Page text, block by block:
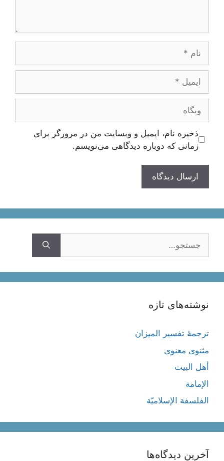
وبگاه
ذخیره نام، ایمیل و وبسایت من در مرورگر برای
زمانی که دوباره دیدگاهی می‌نویسم.
نوشته‌های تازه
ترجمۀ تفسیر المیزان
مثنوی معنوی
أهل البيت
الإمامة
الفلسفة الإسلاميّة
آخرین دیدگاه‌ها